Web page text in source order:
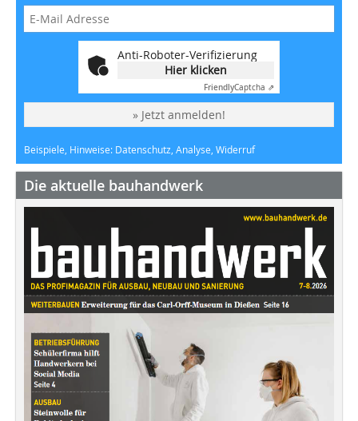
Anti-Roboter-Verifizierung
Hier klicken
FriendlyCaptcha ⇗
» Jetzt anmelden!
Beispiele, Hinweise: Datenschutz, Analyse, Widerruf
Die aktuelle bauhandwerk